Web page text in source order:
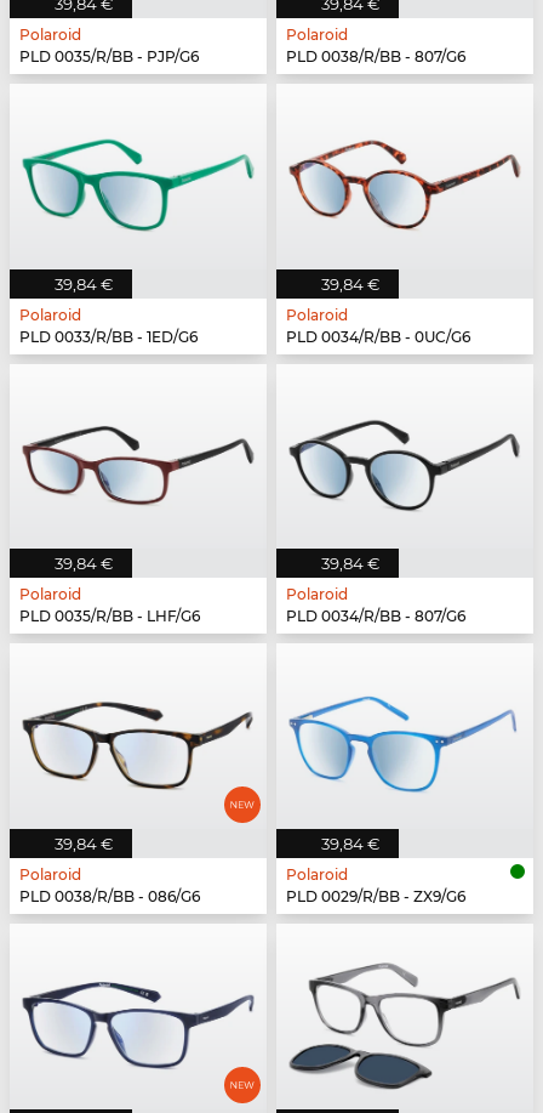
Polaroid
PLD 0035/R/BB - PJP/G6
Polaroid
PLD 0038/R/BB - 807/G6
39,84 €
Polaroid
PLD 0033/R/BB - 1ED/G6
39,84 €
Polaroid
PLD 0034/R/BB - 0UC/G6
39,84 €
Polaroid
PLD 0035/R/BB - LHF/G6
39,84 €
Polaroid
PLD 0034/R/BB - 807/G6
39,84 €
Polaroid
PLD 0038/R/BB - 086/G6
39,84 €
Polaroid
PLD 0029/R/BB - ZX9/G6